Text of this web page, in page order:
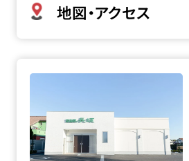
地図・アクセス
家族葬の長坂 所沢上新井の